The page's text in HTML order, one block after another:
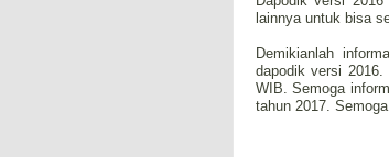
lainnya untuk bisa
Demikianlah
dapodik versi
WIB. Semoga
tahun 2017.